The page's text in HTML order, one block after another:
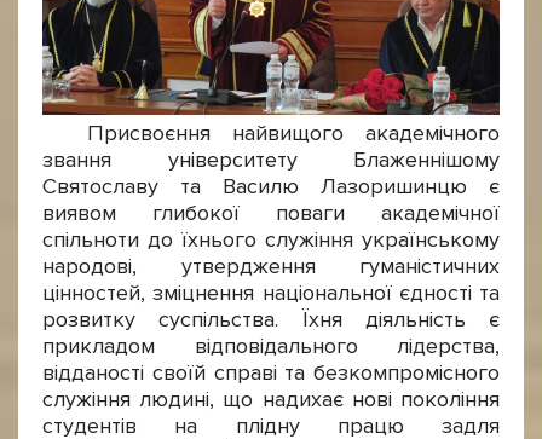
Присвоєння найвищого академічного
звання університету Блаженнішому
Святославу та Василю Лазоришинцю є
виявом глибокої поваги академічної
спільноти до їхнього служіння українському
народові, утвердження гуманістичних
цінностей, зміцнення національної єдності та
розвитку суспільства. Їхня діяльність є
прикладом відповідального лідерства,
відданості своїй справі та безкомпромісного
служіння людині, що надихає нові покоління
студентів на плідну працю задля